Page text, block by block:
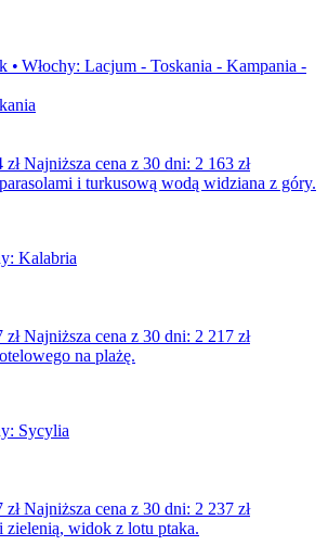
• Włochy: Lacjum - Toskania - Kampania -
złNajniższa cena z 30 dni: 2 163 zł
Kalabria
złNajniższa cena z 30 dni: 2 217 zł
Sycylia
złNajniższa cena z 30 dni: 2 237 zł